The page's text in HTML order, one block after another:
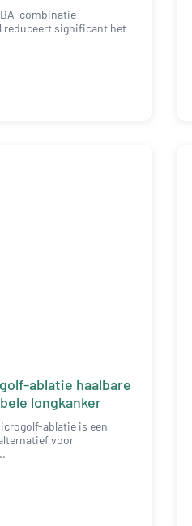
combinatie
reduceert significant het
ablatie haalbare
longkanker
ablatie is een
voor